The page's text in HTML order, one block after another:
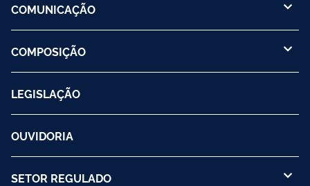
COMUNICAÇÃO
COMPOSIÇÃO
LEGISLAÇÃO
OUVIDORIA
SETOR REGULADO